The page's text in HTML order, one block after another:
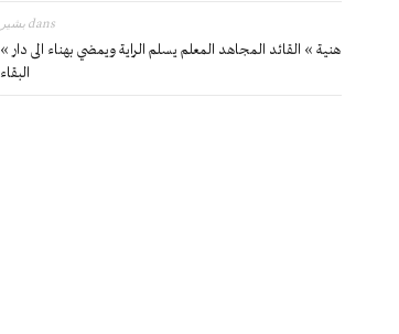
بشير dans
« هنية » القائد المجاهد المعلم يسلم الراية ويمضي بهناء الى دار
البقاء